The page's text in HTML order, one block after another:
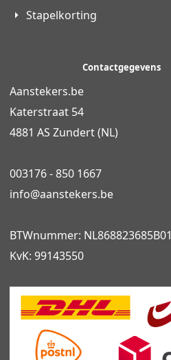
Stapelkorting
Contactgegevens
Aanstekers.be
Katerstraat 54
4881 AS Zundert (NL)
003176 - 850 1667
info@aanstekers.be
BTWnummer: NL868823685B01
KvK: 99143550